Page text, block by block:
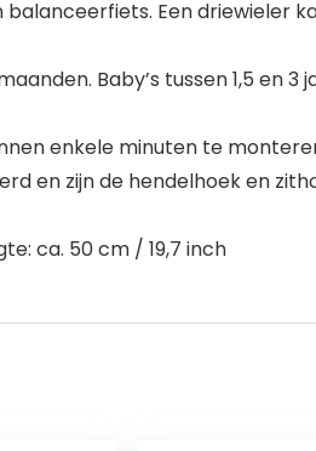
Een driewieler
Baby’s tussen 1,5 en
enkele minuten te
en zijn de hendelhoek en
ca. 50 cm / 19,7 inch